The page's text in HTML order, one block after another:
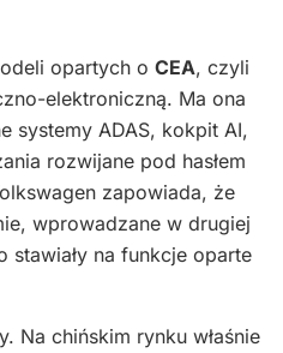
opartych o CEA, czyli
elektroniczną. Ma ona
systemy ADAS, kokpit AI,
rozwijane pod hasłem
zapowiada, że
wprowadzane w drugiej
stawiały na funkcje oparte
Na chińskim rynku właśnie